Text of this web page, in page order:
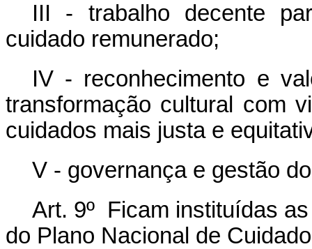
III - trabalho decente
cuidado remunerado;
IV - reconhecimento e
transformação cultural com
cuidados mais justa e
V - governança e gestão
Art. 9º Ficam instituídas
do Plano Nacional de